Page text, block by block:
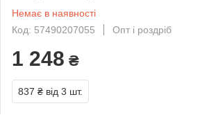
Немає в наявності
Код: 57490207055
Опт і роздріб
1 248 ₴
837 ₴ від 3 шт.